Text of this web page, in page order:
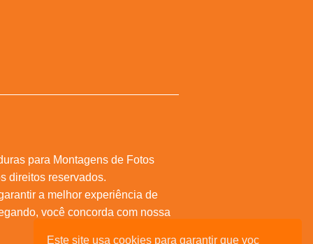
Este site usa cookies para garantir que voc
para Montagens de Fotos
direitos reservados.
a melhor experiência de
você concorda com nossa